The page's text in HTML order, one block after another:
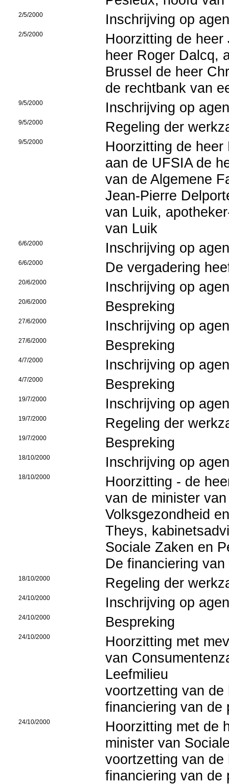
2/5/2000 Inschrijving op
2/5/2000
Hoorzitting de
heer Roger Dalcq,
Brussel de heer
de rechtbank van
9/5/2000 Inschrijving op
9/5/2000 Regeling der
9/5/2000
Hoorzitting de
aan de UFSIA de
van de Algemene
Jean-Pierre
van Luik,
van Luik
6/6/2000 Inschrijving op
6/6/2000 De vergadering
20/6/2000 Inschrijving op
20/6/2000 Bespreking
27/6/2000 Inschrijving op
27/6/2000 Bespreking
4/7/2000 Inschrijving op
4/7/2000 Bespreking
19/7/2000 Inschrijving op
19/7/2000 Regeling der
19/7/2000 Bespreking
18/10/2000 Inschrijving op
18/10/2000
Hoorzitting - de
van de minister
Volksgezondheid
Theys,
Sociale Zaken en
De financiering
18/10/2000 Regeling der
24/10/2000 Inschrijving op
24/10/2000 Bespreking
24/10/2000
Hoorzitting met
van
Leefmilieu
voortzetting van
financiering van de
24/10/2000
Hoorzitting met de
minister van
voortzetting van
financiering van de